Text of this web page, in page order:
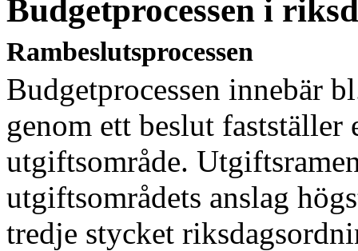
Budgetprocessen i
Rambeslutsprocessen
Budgetprocessen innebär
genom ett beslut
utgiftsområde.
utgiftsområdets anslag
tredje stycket